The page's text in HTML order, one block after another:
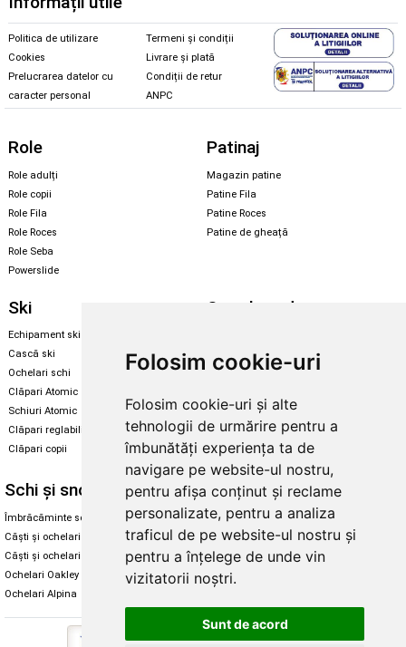
Folosim cookie-uri
Folosim cookie-uri și alte
tehnologii de urmărire pentru a
îmbunătăți experiența ta de
navigare pe website-ul nostru,
pentru afișa conținut și reclame
personalizate, pentru a analiza
traficul de pe website-ul nostru și
pentru a înțelege de unde vin
vizitatorii noștri.
Sunt de acord
Politica de utilizare
Cookies
Prelucrarea datelor cu
caracter personal
Termeni și condiții
Livrare și plată
Condiții de retur
ANPC
Role
Role adulți
Role copii
Role Fila
Role Roces
Role Seba
Powerslide
Patinaj
Magazin patine
Patine Fila
Patine Roces
Patine de gheață
Ski
Echipament ski
Cască ski
Ochelari schi
Clăpari Atomic
Schiuri Atomic
Clăpari reglabili
Clăpari copii
Snowboard
Echipament snowboard
Legături Rome SDS
Skate & longboard
Enuff Skateboards
Schi și snowboard
Îmbrăcăminte schi și snowboard
Căști și ochelari de iarnă
Căști și ochelari Alpina
Ochelari Oakley
Ochelari Alpina
Diverse
Cum aleg rolele
Cum aleg ochelarii
Ochelari de soare Oakley
Ochelari de soare Alpina